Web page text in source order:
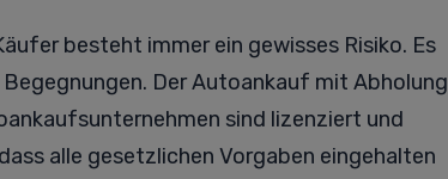
besteht immer ein gewisses Risiko. Es
Der Autoankauf mit Abholung
sind lizenziert und
alle gesetzlichen Vorgaben eingehalten